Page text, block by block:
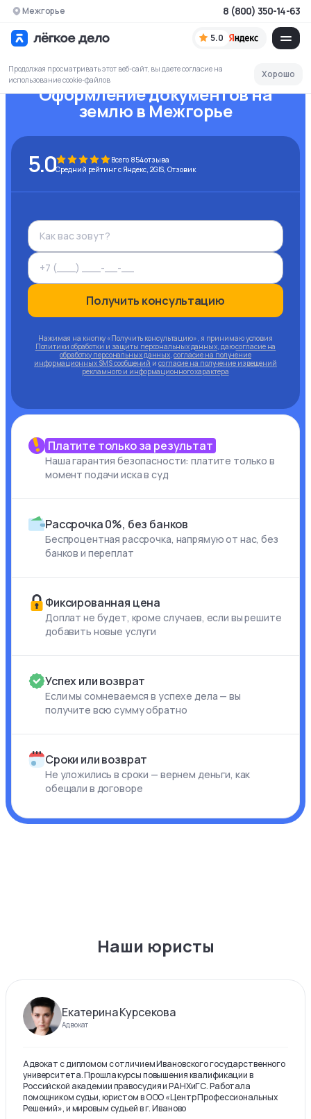
Межгорье
5.0
8 (800) 350-14-63
Продолжая просматривать этот веб-сайт, вы даете согласие на
использование cookie-файлов
Хорошо
Оформление документов на
землю в Межгорье
5.0 Всего 854отзыва
Средний рейтинг с Яндекс, 2GIS, Отзовик
Получить консультацию
Нажимая на кнопку «Получить консультацию», я принимаю условия
Политики обработки и защиты персональных данных, даюсогласие на
обработку персональных данных, согласие на получение
информационных SMS сообщений и согласие на получение извещений
рекламного и информационного характера
Платите только за результат
Наша гарантия безопасности: платите только в
момент подачи иска в суд
Рассрочка 0%, без банков
Беспроцентная рассрочка, напрямую от нас, без
банков и переплат
Фиксированная цена
Доплат не будет, кроме случаев, если вы решите
добавить новые услуги
Успех или возврат
Если мы сомневаемся в успехе дела — вы
получите всю сумму обратно
Сроки или возврат
Не уложились в сроки — вернем деньги, как
обещали в договоре
Наши юристы
Екатерина Курсекова
Адвокат
Адвокат с дипломом с отличием Ивановского государственного
университета. Прошла курсы повышения квалификации в
Российской академии правосудия и РАНХиГС. Работала
помощником судьи, юристом в ООО «Центр Профессиональных
Решений», и мировым судьей в г. Иваново